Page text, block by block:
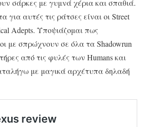
σάρκες με γυμνά χέρια και σπαθιά.
για αυτές τις ράτσες είναι οι Street
Adepts. Υποψιάζομαι πως
με σπρώχνουν σε όλα τα Shadowrun
από τις φυλές των Humans και
με μαγικά αρχέτυπα δηλαδή